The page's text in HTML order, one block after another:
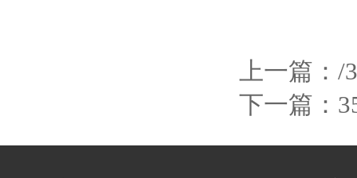
上一篇： /
下一篇：